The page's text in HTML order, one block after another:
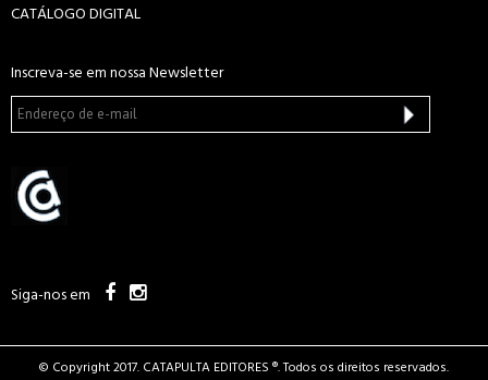
CATÁLOGO DIGITAL
Inscreva-se em nossa Newsletter
Siga-nos em
© Copyright 2017. CATAPULTA EDITORES ®. Todos os direitos reservados.